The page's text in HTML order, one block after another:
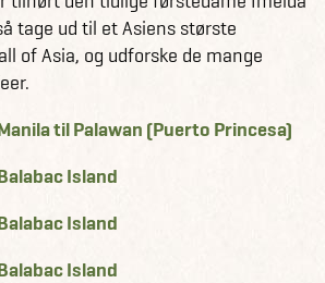
tage ud til et Asiens største
of Asia, og udforske de mange
til Palawan (Puerto Princesa)
Island
Island
Island